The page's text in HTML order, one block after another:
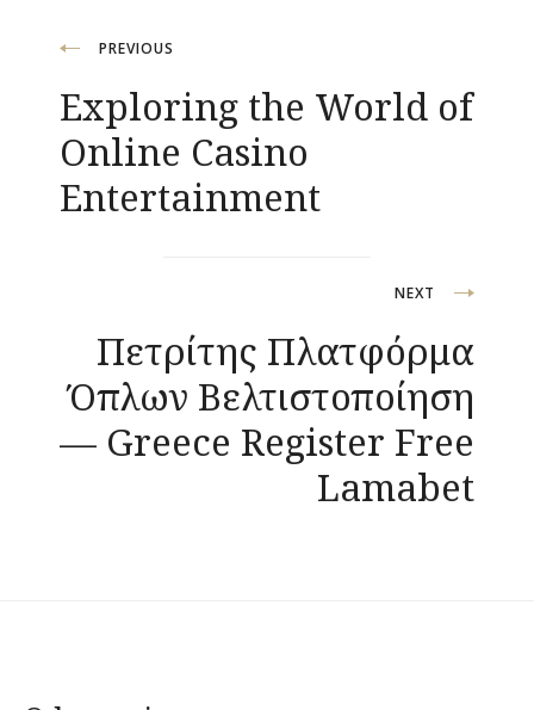
Navigacija
objava
PREVIOUS
Exploring the World of
Online Casino
Entertainment
NEXT
Πετρίτης Πλατφόρμα
Όπλων Βελτιστοποίηση
— Greece Register Free
Lamabet